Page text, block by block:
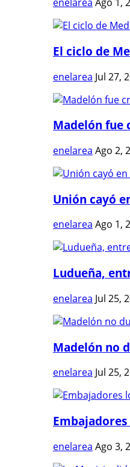
El ciclo de
enelarea Jul 27,
Madelón fue
enelarea Ago 2,
Unión cayó
enelarea Ago 1,
Ludueña,
enelarea Jul 25,
Madelón no
enelarea Jul 25,
enelarea Ago 3,